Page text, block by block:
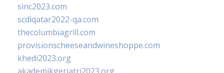
sinc2023.com
scdlqatar2022-qa.com
thecolumbiagrill.com
provisionscheeseandwineshoppe.com
khedi2023.org